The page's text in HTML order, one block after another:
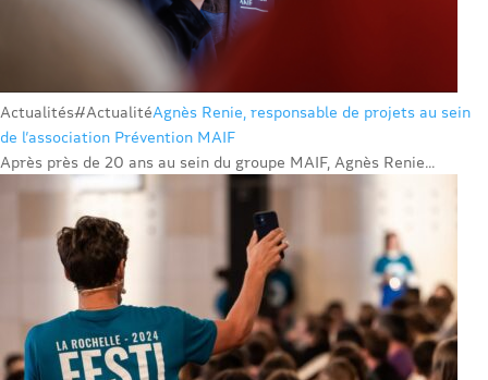
Actualités#ActualitéAgnès Renie, responsable de projets au sein
de l’association Prévention MAIF
Après près de 20 ans au sein du groupe MAIF, Agnès Renie...